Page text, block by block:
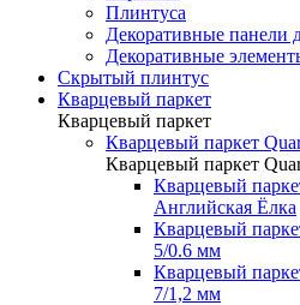
Плинтуса
Декоративные панели
Декоративные
Скрытый плинтус
Кварцевый паркет
Кварцевый паркет
Кварцевый паркет
Кварцевый паркет
Кварцевый
Английская Ёлка
Кварцевый
5/0.6 мм
Кварцевый
7/1,2 мм